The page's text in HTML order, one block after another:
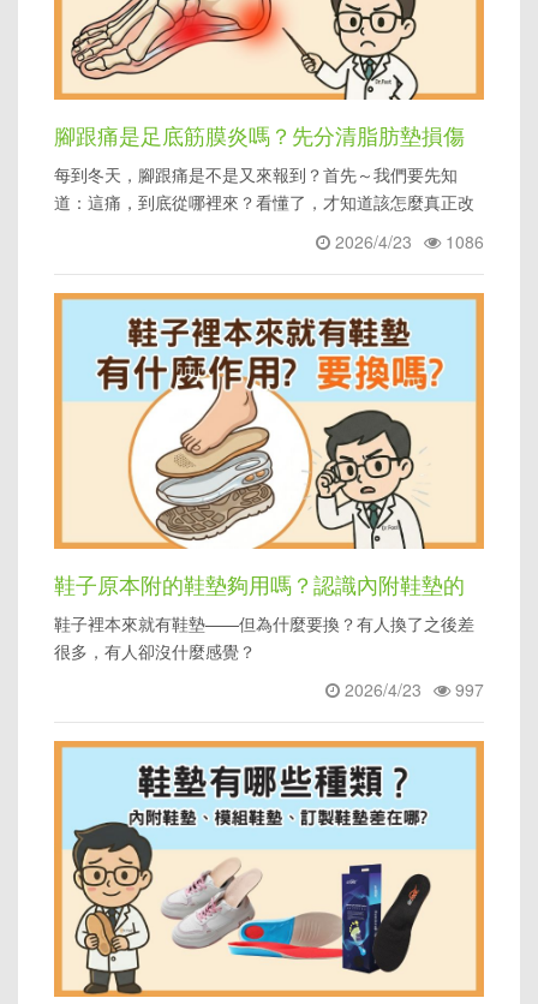
腳跟痛是足底筋膜炎嗎？先分清脂肪墊損傷
與足底筋膜問題
每到冬天，腳跟痛是不是又來報到？首先～我們要先知
道：這痛，到底從哪裡來？看懂了，才知道該怎麼真正改
1086
2026/4/23
鞋子原本附的鞋墊夠用嗎？認識內附鞋墊的
角色與限制
鞋子裡本來就有鞋墊——但為什麼要換？有人換了之後差
很多，有人卻沒什麼感覺？
997
2026/4/23